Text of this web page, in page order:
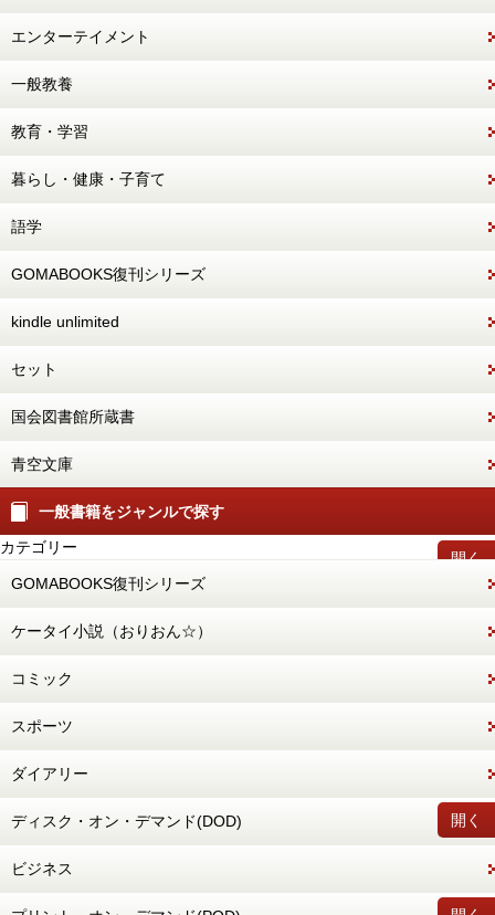
エンターテイメント
一般教養
教育・学習
暮らし・健康・子育て
語学
GOMABOOKS復刊シリーズ
kindle unlimited
セット
国会図書館所蔵書
青空文庫
一般書籍をジャンルで探す
開く
カテゴリー
GOMABOOKS復刊シリーズ
ケータイ小説（おりおん☆）
コミック
スポーツ
ダイアリー
開く
ディスク・オン・デマンド(DOD)
ビジネス